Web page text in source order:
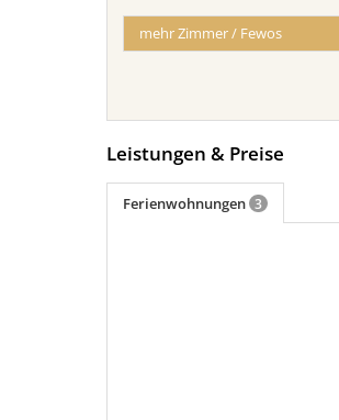
mehr Zimmer / Fewos
Leistungen & Preise
Ferienwohnungen 3